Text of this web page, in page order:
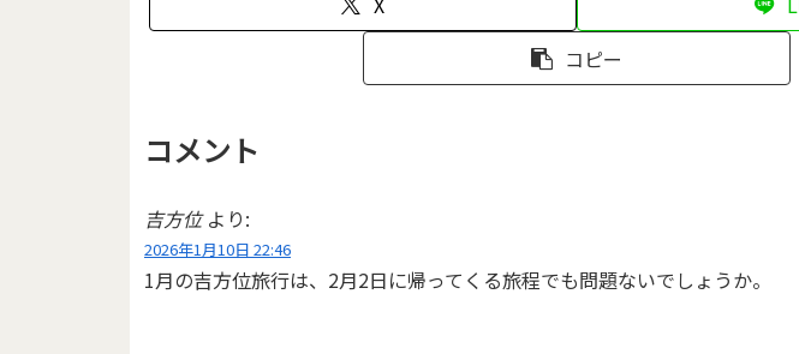
コピー
コメント
吉方位 より:
2026年1月10日 22:46
1月の吉方位旅行は、2月2日に帰ってくる旅程でも問題ないでしょうか。